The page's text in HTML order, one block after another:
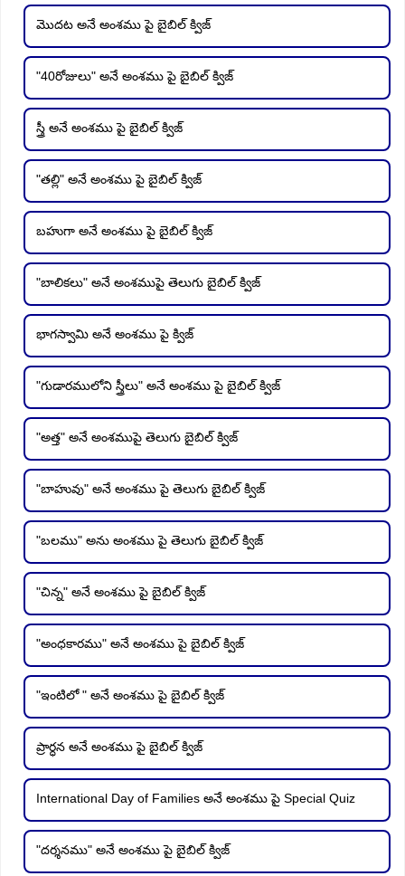
మొదట అనే అంశము పై బైబిల్ క్విజ్
"40రోజులు" అనే అంశము పై బైబిల్ క్విజ్
స్త్రీ అనే అంశము పై బైబిల్ క్విజ్
"తల్లి" అనే అంశము పై బైబిల్ క్విజ్
బహుగా అనే అంశము పై బైబిల్ క్విజ్
"బాలికలు" అనే అంశముపై తెలుగు బైబిల్ క్విజ్
భాగస్వామి అనే అంశము పై క్విజ్
"గుడారములోని స్త్రీలు" అనే అంశము పై బైబిల్ క్విజ్
"అత్త" అనే అంశముపై తెలుగు బైబిల్ క్విజ్
"బాహువు" అనే అంశము పై తెలుగు బైబిల్ క్విజ్
"బలము" అను అంశము పై తెలుగు బైబిల్ క్విజ్
"చిన్న" అనే అంశము పై బైబిల్ క్విజ్
"అంధకారము" అనే అంశము పై బైబిల్ క్విజ్
"ఇంటిలో " అనే అంశము పై బైబిల్ క్విజ్
ప్రార్ధన అనే అంశము పై బైబిల్ క్విజ్
International Day of Families అనే అంశము పై Special Quiz
"దర్శనము" అనే అంశము పై బైబిల్ క్విజ్